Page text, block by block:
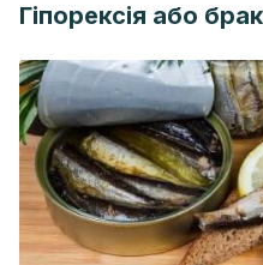
Гіпорексія або